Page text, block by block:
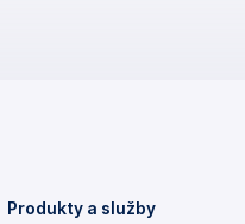
Produkty a služby